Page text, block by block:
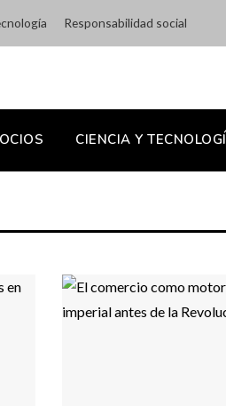
Responsabilidad social
CIENCIA Y